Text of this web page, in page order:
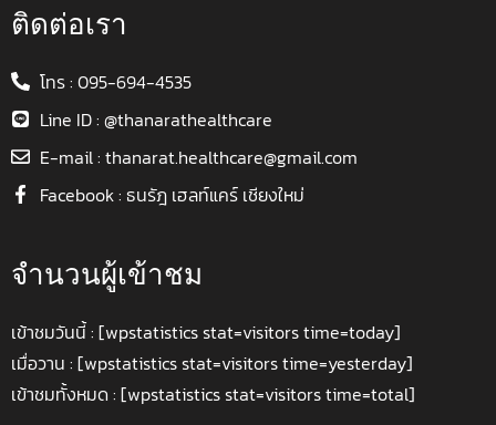
ติดต่อเรา
โทร : 095-694-4535
Line ID : @thanarathealthcare
E-mail : thanarat.healthcare@gmail.com
Facebook : ธนรัฎ เฮลท์แคร์ เชียงใหม่
จำนวนผู้เข้าชม
เข้าชมวันนี้ : [wpstatistics stat=visitors time=today]
เมื่อวาน : [wpstatistics stat=visitors time=yesterday]
เข้าชมทั้งหมด : [wpstatistics stat=visitors time=total]